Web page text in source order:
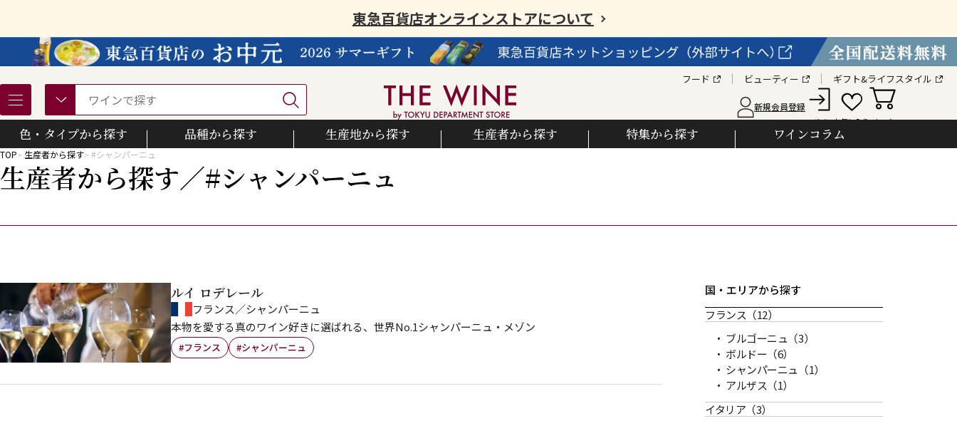
東急百貨店オンラインストアについて
フード ビューティー ギフト&ライフスタイル
新規会員登録
ログインお気に入り カート
色・タイプから探す 品種から探す 生産地から探す 生産者から探す 特集から探す ワインコラム
TOP 生産者から探す #シャンパーニュ
生産者から探す／#シャンパーニュ
ルイ ロデレール
フランス／シャンパーニュ
本物を愛する真のワイン好きに選ばれる、世界No.1シャンパーニュ・メゾン
#フランス #シャンパーニュ
国・エリアから探す
フランス （12）
ブルゴーニュ （3）
ボルドー （6）
シャンパーニュ （1）
アルザス （1）
イタリア （3）